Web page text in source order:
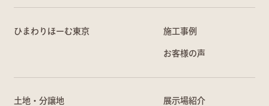
ひまわりほーむ東京 施工事例
お客様の声
土地・分譲地 展示場紹介